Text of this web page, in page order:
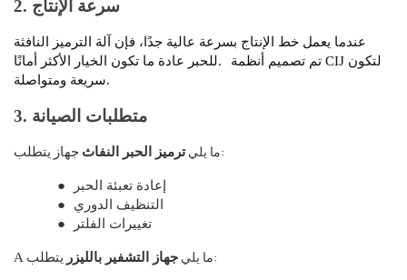
2. سرعة الإنتاج
عندما يعمل خط الإنتاج بسرعة عالية جدًا، فإن آلة الترميز النافثة
للحبر عادة ما تكون الخيار الأكثر أمانًا.
تم تصميم أنظمة CIJ لتكون
سريعة ومتواصلة.
3. متطلبات الصيانة
يتطلب جهاز ترميز الحبر النفاث ما يلي:
●
إعادة تعبئة الحبر
●
التنظيف الدوري
●
تغييرات الفلتر
A يتطلب جهاز التشفير بالليزر ما يلي: